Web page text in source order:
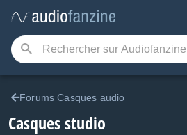
Forums Casques audio
Casques studio